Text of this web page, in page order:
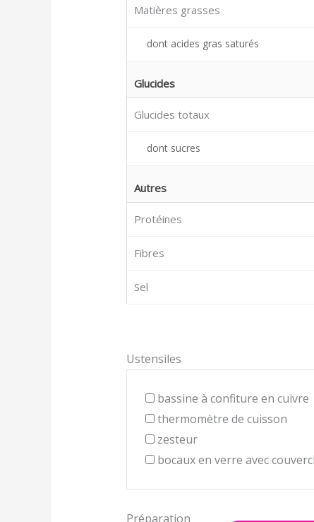
Matières grasses
dont acides gras saturés
Glucides
Glucides totaux
dont sucres
Autres
Protéines
Fibres
Sel
Ustensiles
bassine à confiture en cuivre
thermomètre de cuisson
zesteur
bocaux en verre avec
Préparation